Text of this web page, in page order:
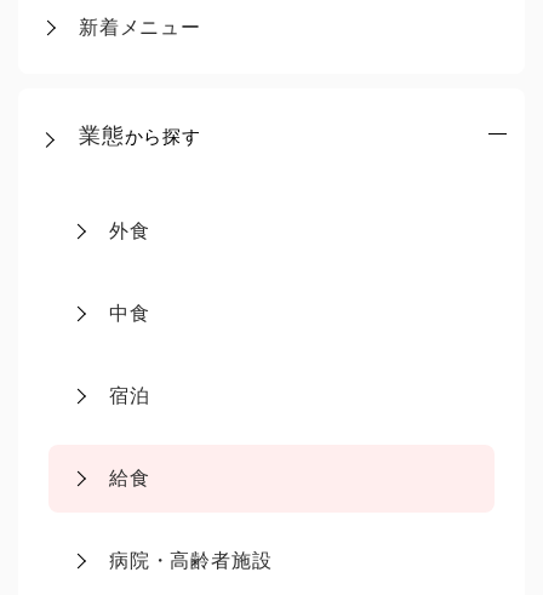
新着メニュー
業態から探す
外食
中食
宿泊
給食
病院・高齢者施設